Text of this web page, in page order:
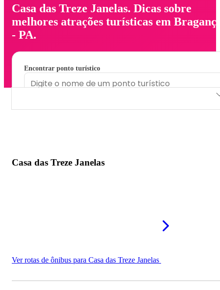
Casa das Treze Janelas. Dicas sobre
melhores atrações turísticas em
- PA.
Encontrar ponto turístico
Casa das Treze Janelas
Ver rotas de ônibus para Casa das Treze Janelas